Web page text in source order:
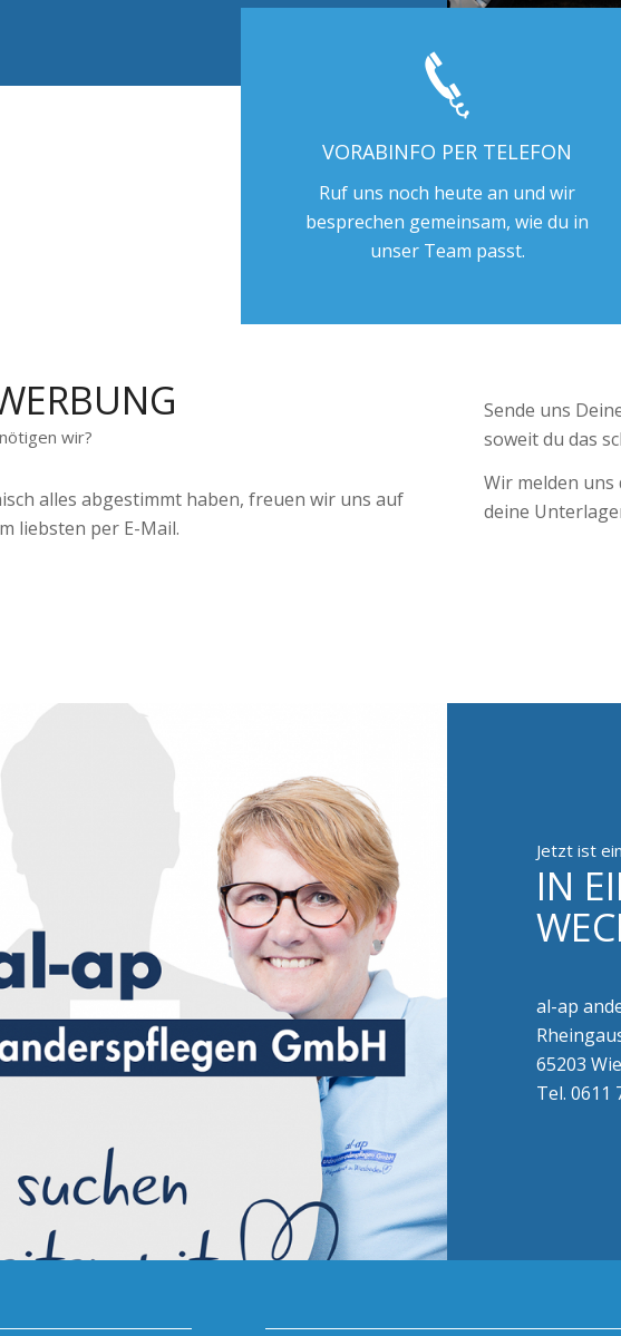
VORABINFO PER TELEFON
Ruf uns noch heute an und wir
besprechen gemeinsam, wie du in
unser Team passt.
wir?
alles abgestimmt haben, freuen wir uns auf
liebsten per E-Mail.
Sende uns
soweit du das
Wir melden
deine
Jetzt ist
IN
al-ap
65203
Tel. 0611